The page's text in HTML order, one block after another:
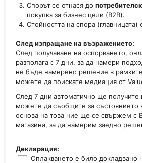
Спорът се отнася до
покупка за бизнес цели (B2B).
Стойността на спора (главницата)
След изпращане на възражението:
След получаване на оспорването,
разполага с 7 дни, за да намери
не бъде намерено решение в
можете да поискате медиация от
След 7 дни автоматично ще получите
можете да съобщите за състоянието
основа на това ние ще се свържем с
магазина, за да намерим заедно
Декларация:
Оплакването е било докладвано